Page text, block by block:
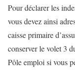
Pour déclarer les
vous devez ainsi
caisse primaire
conserver le volet 3
Pôle emploi si vous